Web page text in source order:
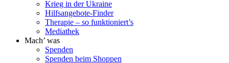
Krieg in der Ukraine
Hilfsangebote-Finder
Therapie – so funktioniert’s
Mediathek
Mach’ was
Spenden
Spenden beim Shoppen